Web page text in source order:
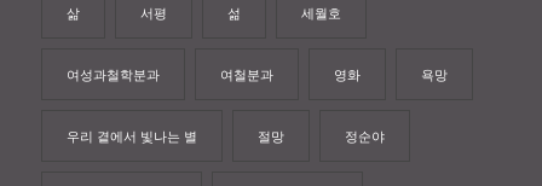
삶 서평 섦 세월호
여성과철학분과 여철분과 영화 욕망
우리 곁에서 빛나는 별 절망 정순야